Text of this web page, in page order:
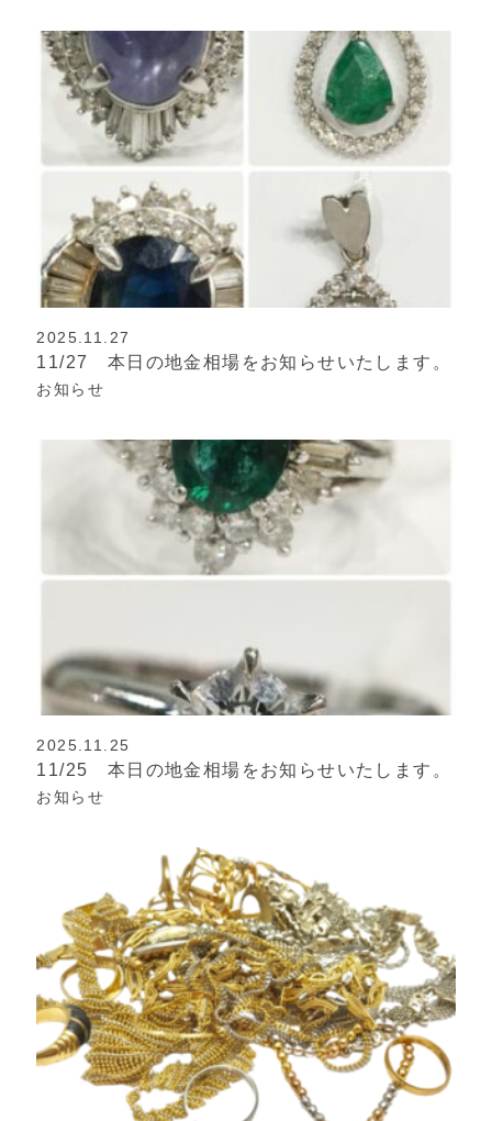
2025.11.27
11/27 本日の地金相場をお知らせいたします。
お知らせ
2025.11.25
11/25 本日の地金相場をお知らせいたします。
お知らせ